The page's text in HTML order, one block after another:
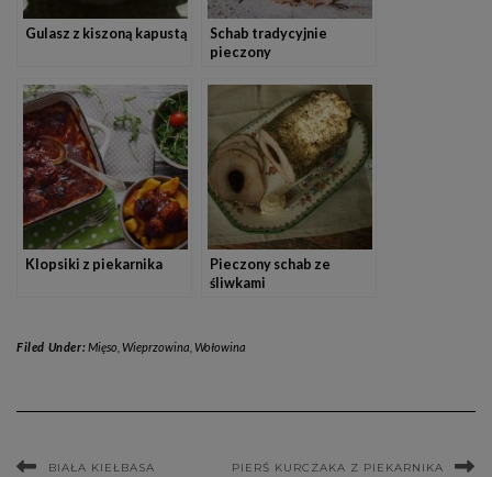
Gulasz z kiszoną kapustą
Schab tradycyjnie
pieczony
Klopsiki z piekarnika
Pieczony schab ze
śliwkami
Filed Under:Mięso Wieprzowina Wołowina
BIAŁA KIEŁBASA PIERŚ KURCZAKA Z PIEKARNIKA